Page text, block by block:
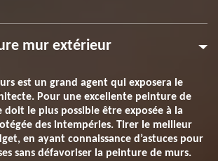
mur extérieur
est un grand agent qui exposera le
Pour une excellente peinture de
doit le plus possible être exposée à la
des intempéries. Tirer le meilleur
en ayant connaissance d’astuces pour
sans défavoriser la peinture de murs.